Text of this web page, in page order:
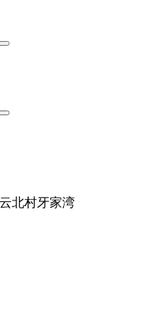
北村牙家湾